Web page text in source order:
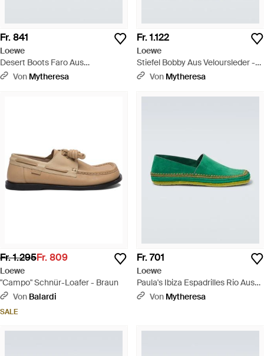
Fr. 841
Loewe
Desert Boots Faro Aus
Veloursleder - Weiß
Von Mytheresa
Fr. 1.122
Loewe
Stiefel Bobby Aus Veloursleder -
Natur
Von Mytheresa
Fr. 1.295Fr. 809
Loewe
"Campo" Schnür-Loafer - Braun
Von Balardi
SALE
Fr. 701
Loewe
Paula's Ibiza Espadrilles Rio Aus
Veloursleder - Grün
Von Mytheresa